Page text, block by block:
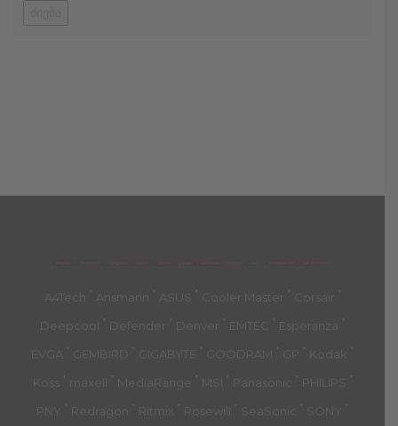
მთავარი კალათა
A4Tech ' Ansmann ' ASUS ' Cooler Master ' Corsair '
Deepcool ' Defender ' Denver ' EMTEC ' Esperanza '
EVGA ' GEMBIRD ' GIGABYTE ' GOODRAM ' GP ' Kodak '
Koss ' maxell ' MediaRange ' MSI ' Panasonic ' PHILIPS '
PNY ' Redragon ' Ritmix ' Rosewill ' SeaSonic ' SONY '